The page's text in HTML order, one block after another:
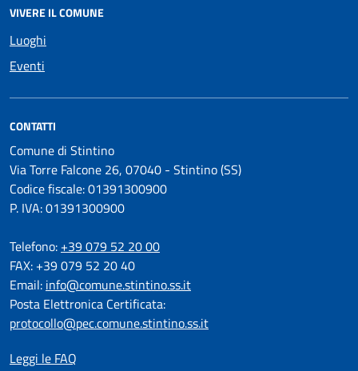
VIVERE IL COMUNE
Luoghi
Eventi
CONTATTI
Comune di Stintino
Via Torre Falcone 26, 07040 - Stintino (SS)
Codice fiscale: 01391300900
P. IVA: 01391300900
Telefono: +39 079 52 20 00
FAX: +39 079 52 20 40
Email: info@comune.stintino.ss.it
Posta Elettronica Certificata:
protocollo@pec.comune.stintino.ss.it
Leggi le FAQ